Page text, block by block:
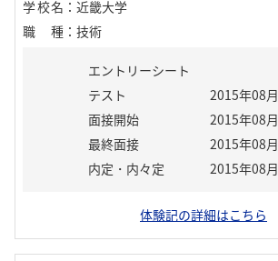
学校名 ： 近畿大学
職種 ： 技術
エントリーシート
テスト
2015年08月
面接開始
2015年08月
最終面接
2015年08月
内定・内々定
2015年08月
体験記の詳細はこちら